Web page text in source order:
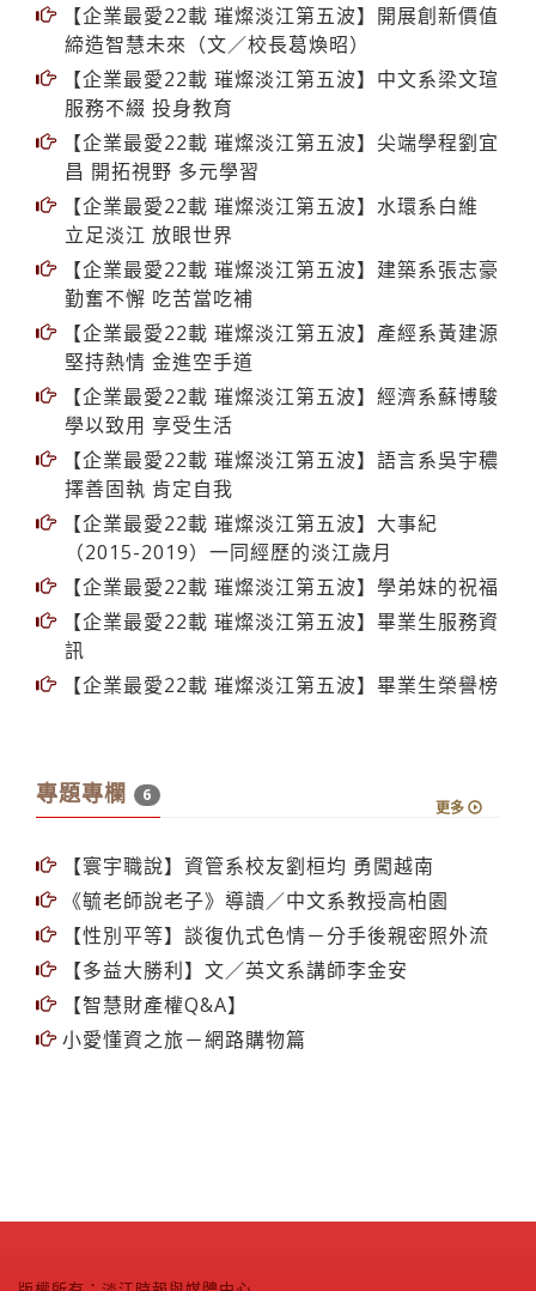
【企業最愛22載 璀燦淡江第五波】開展創新價值
締造智慧未來（文／校長葛煥昭）
【企業最愛22載 璀燦淡江第五波】中文系梁文瑄
服務不綴 投身教育
【企業最愛22載 璀燦淡江第五波】尖端學程劉宜
昌 開拓視野 多元學習
【企業最愛22載 璀燦淡江第五波】水環系白維
立足淡江 放眼世界
【企業最愛22載 璀燦淡江第五波】建築系張志豪
勤奮不懈 吃苦當吃補
【企業最愛22載 璀燦淡江第五波】產經系黃建源
堅持熱情 金進空手道
【企業最愛22載 璀燦淡江第五波】經濟系蘇博駿
學以致用 享受生活
【企業最愛22載 璀燦淡江第五波】語言系吳宇穠
擇善固執 肯定自我
【企業最愛22載 璀燦淡江第五波】大事紀
（2015-2019）一同經歷的淡江歲月
【企業最愛22載 璀燦淡江第五波】學弟妹的祝福
【企業最愛22載 璀燦淡江第五波】畢業生服務資
訊
【企業最愛22載 璀燦淡江第五波】畢業生榮譽榜
專題專欄 6
更多
【寰宇職說】資管系校友劉桓均 勇闖越南
《毓老師說老子》導讀／中文系教授高柏園
【性別平等】談復仇式色情－分手後親密照外流
【多益大勝利】文／英文系講師李金安
【智慧財產權Q&A】
小愛懂資之旅－網路購物篇